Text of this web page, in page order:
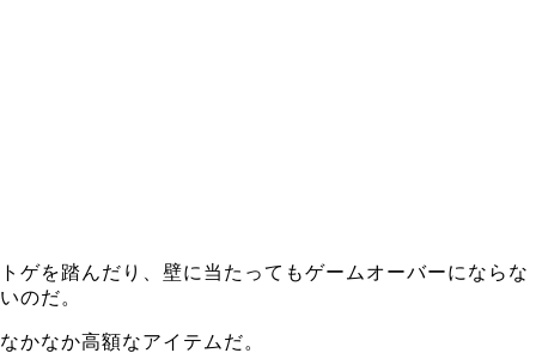
トゲを踏んだり、壁に当たってもゲームオーバーにならな
いのだ。
なかなか高額なアイテムだ。